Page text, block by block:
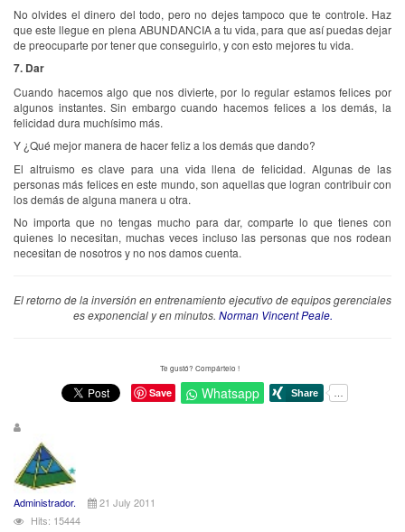
No olvides el dinero del todo, pero no dejes tampoco que te controle. Haz
que este llegue en plena ABUNDANCIA a tu vida, para que así puedas dejar
de preocuparte por tener que conseguirlo, y con esto mejores tu vida.
7. Dar
Cuando hacemos algo que nos divierte, por lo regular estamos felices por
algunos instantes. Sin embargo cuando hacemos felices a los demás, la
felicidad dura muchísimo más.
Y ¿Qué mejor manera de hacer feliz a los demás que dando?
El altruismo es clave para una vida llena de felicidad. Algunas de las
personas más felices en este mundo, son aquellas que logran contribuir con
los demás de alguna manera u otra.
No importa que no tengas mucho para dar, comparte lo que tienes con
quienes lo necesitan, muchas veces incluso las personas que nos rodean
necesitan de nosotros y no nos damos cuenta.
El retorno de la inversión en entrenamiento ejecutivo de equipos gerenciales
es exponencial y en minutos. Norman Vincent Peale.
Te gustó? Compártelo !
Save Whatsapp
Administrador.
21 July 2011
Hits: 15444